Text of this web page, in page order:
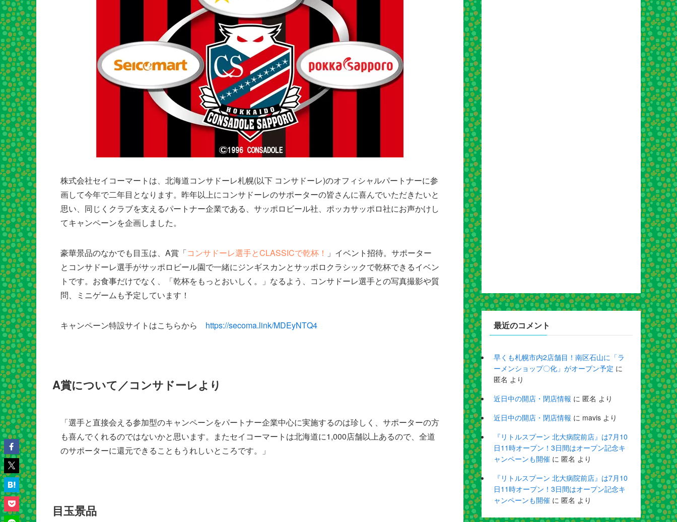
株式会社セイコーマートは、北海道コンサドーレ札幌(以下 コンサドーレ)のオフィシャルパートナーに参
画して今年で二年目となります。昨年以上にコンサドーレのサポーターの皆さんに喜んでいただきたいと
思い、同じくクラブを支えるパートナー企業である、サッポロビール社、ポッカサッポロ社にお声かけし
てキャンペーンを企画しました。
豪華景品のなかでも目玉は、A賞「コンサドーレ選手とCLASSICで乾杯！ 」イベント招待。サポーター
とコンサドーレ選手がサッポロビール園で一緒にジンギスカンとサッポロクラシックで乾杯できるイベン
トです。お食事だけでなく、「乾杯をもっとおいしく。」なるよう、コンサドーレ選手との写真撮影や質
問、ミニゲームも予定しています！
キャンペーン特設サイトはこちらから https://secoma.link/MDEyNTQ4
A賞について／コンサドーレより
「選手と直接会える参加型のキャンペーンをパートナー企業中心に実施するのは珍しく、サポーターの方
も喜んでくれるのではないかと思います。またセイコーマートは北海道に1,000店舗以上あるので、全道
のサポーターに還元できることもうれしいところです。」
目玉景品
最近のコメント
早くも札幌市内2店舗目！南区石山に「ラ
ーメンショップ〇化」がオープン予定 に
匿名 より
近日中の開店・閉店情報 に 匿名 より
近日中の開店・閉店情報 に mavis より
『リトルスプーン 北大病院前店』は7月10
日11時オープン！3日間はオープン記念キ
ャンペーンも開催 に 匿名 より
『リトルスプーン 北大病院前店』は7月10
日11時オープン！3日間はオープン記念キ
ャンペーンも開催 に 匿名 より